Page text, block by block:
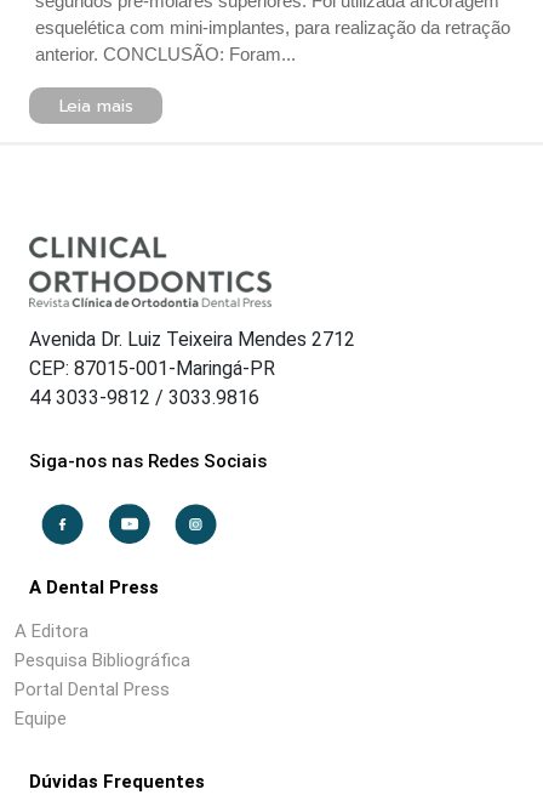
esquelética com mini-implantes, para realização da retração
anterior. CONCLUSÃO: Foram...
Leia mais
Avenida Dr. Luiz Teixeira Mendes 2712
CEP: 87015-001-Maringá-PR
44 3033-9812 / 3033.9816
Siga-nos nas Redes Sociais
A Dental Press
A Editora
Pesquisa Bibliográfica
Portal Dental Press
Equipe
Dúvidas Frequentes